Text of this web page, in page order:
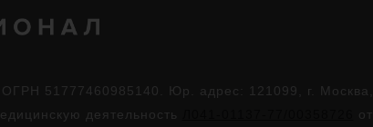
51777460985140. Юр. адрес: 121099, г. Москва,
деятельность
от